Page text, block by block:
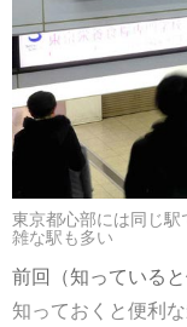
東京都心部には同じ
雑な駅も多い
前回（知っている
知っておくと便利